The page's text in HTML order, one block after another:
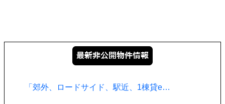
「郊外、ロードサイド、駅近、1棟貸e…